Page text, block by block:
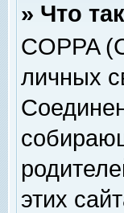
» Что
COPPA
личных
этих